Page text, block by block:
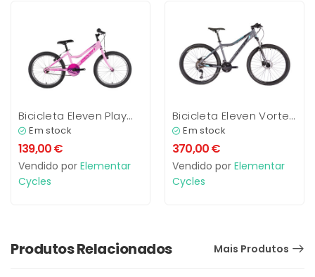
Bicicleta Eleven Play
20″Em stock
139,00€
Vendido por Elementar
Cycles
Bicicleta Eleven Vortex
3.0Em stock
370,00€
Vendido por Elementar
Cycles
Produtos Relacionados Mais Produtos